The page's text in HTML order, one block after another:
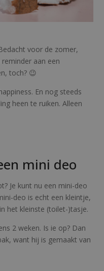
voor de zomer,
aan een
toch? 😉
En nog steeds
heen te ruiken. Alleen
mini deo
Je kunt nu een mini-deo
deo is echt een kleintje,
het kleinste (toilet-)tasje.
2 weken. Is ie op? Dan
want hij is gemaakt van